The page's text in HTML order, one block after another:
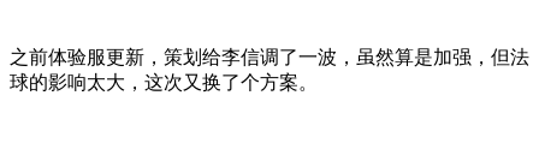
之前体验服更新，策划给李信调了一波，虽然算是加强，但法
球的影响太大，这次又换了个方案。